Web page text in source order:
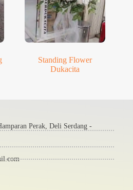
Standing Flower
Dukacita
Perak, Deli Serdang -